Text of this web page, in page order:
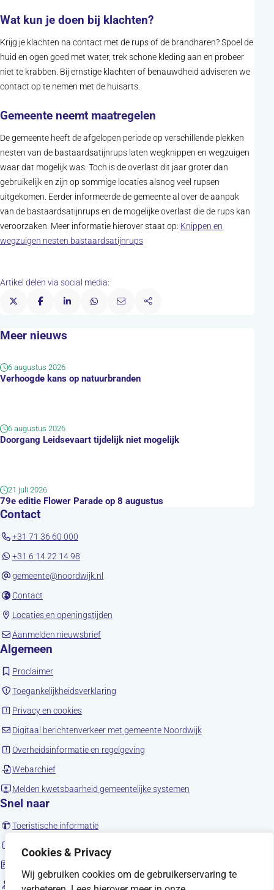
Cookies & Privacy
Wij gebruiken cookies om de gebruikerservaring te
Wat kun je doen bij klachten?
Krijg je klachten na contact met de rups of de brandharen? Spoel de
huid en ogen goed met water, trek schone kleding aan en probeer
niet te krabben. Bij ernstige klachten of benauwdheid adviseren we
contact op te nemen met de huisarts.
Gemeente neemt maatregelen
De gemeente heeft de afgelopen periode op verschillende plekken
nesten van de bastaardsatijnrups laten wegknippen en wegzuigen
waar dat mogelijk was. Toch is de overlast dit jaar groter dan
gebruikelijk en zijn op sommige locaties alsnog veel rupsen
uitgekomen. Eerder informeerde de gemeente al over de aanpak
van de bastaardsatijnrups en de mogelijke overlast die de rups kan
veroorzaken. Meer informatie hierover staat op: Knippen en
wegzuigen nesten bastaardsatijnrups
Artikel delen via social media:
Meer nieuws
Verhoogde kans op natuurbranden
6 augustus 2026
Doorgang Leidsevaart tijdelijk niet mogelijk
6 augustus 2026
79e editie Flower Parade op 8 augustus
21 juli 2026
Contact
+31 71 36 60 000
+31 6 14 22 14 98
gemeente@noordwijk.nl
Contact
Locaties en openingstijden
Aanmelden nieuwsbrief(opent in nieuw tabblad)
Algemeen
Proclaimer(opent in nieuw tabblad)
Toegankelijkheidsverklaring
Privacy en cookies(opent in nieuw tabblad)
Digitaal berichtenverkeer met gemeente Noordwijk(opent in nieuw
Overheidsinformatie en regelgeving
Webarchief(opent in nieuw tabblad)
Melden kwetsbaarheid gemeentelijke systemen
Snel naar
Toeristische informatie(opent in nieuw tabblad)
Noordwijk en social media
Vacatures (opent in nieuw tabblad)